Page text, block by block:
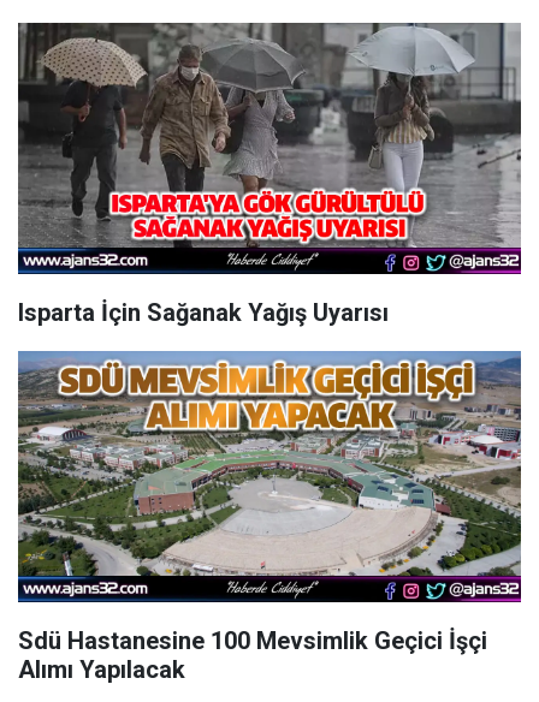
Isparta İçin Sağanak Yağış Uyarısı
Sdü Hastanesine 100 Mevsimlik Geçici İşçi
Alımı Yapılacak